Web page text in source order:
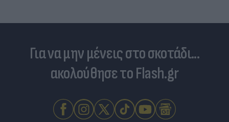
Για να μην μένεις στο σκοτάδι...
ακολούθησε το Flash.gr